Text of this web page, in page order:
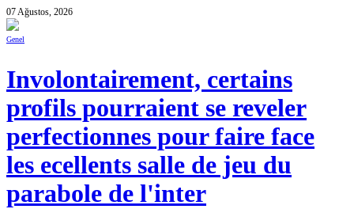
07 Ağustos, 2026
Genel
Involontairement, certains
profils pourraient se reveler
perfectionnes pour faire face
les ecellents salle de jeu du
parabole de l'inter